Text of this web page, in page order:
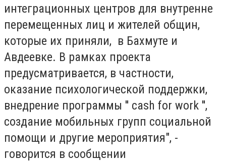
интеграционных центров для внутренне
перемещенных лиц и жителей общин,
которые их приняли, в Бахмуте и
Авдеевке. В рамках проекта
предусматривается, в частности,
оказание психологической поддержки,
внедрение программы '' cash for work '',
создание мобильных групп социальной
помощи и другие мероприятия", -
говорится в сообщении